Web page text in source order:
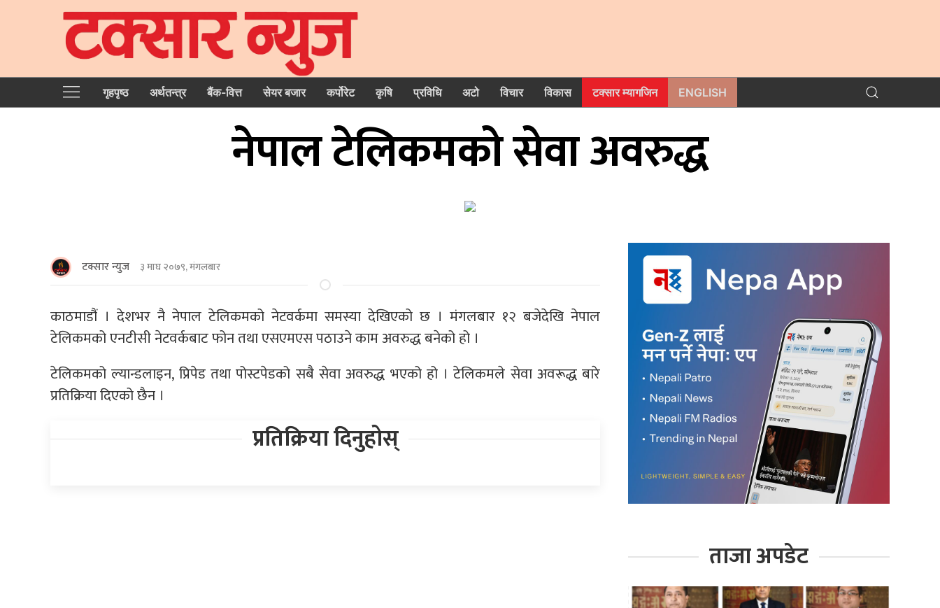
गृहपृष्‍ठ अर्थतन्त्र बैंक-वित्त सेयर बजार कर्पोरेट कृषि प्रविधि अटो विचार विकास टक्सार म्यागजिन ENGLISH
नेपाल टेलिकमको सेवा अवरुद्ध
टक्सार न्युज ३ माघ २०७९, मंगलबार
काठमाडौं । देशभर नै नेपाल टेलिकमको नेटवर्कमा समस्या देखिएको छ । मंगलबार १२ बजेदेखि नेपाल
टेलिकमको एनटीसी नेटवर्कबाट फोन तथा एसएमएस पठाउने काम अवरुद्ध बनेको हो ।
टेलिकमको ल्यान्डलाइन, प्रिपेड तथा पोस्टपेडको सबै सेवा अवरुद्ध भएको हो । टेलिकमले सेवा अवरूद्ध बारे
प्रतिक्रिया दिएको छैन ।
प्रतिक्रिया दिनुहोस्
ताजा अपडेट